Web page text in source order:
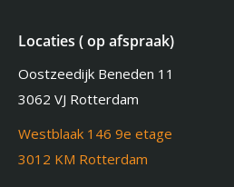
Locaties ( op afspraak)
Oostzeedijk Beneden 11
3062 VJ Rotterdam
Westblaak 146 9e etage
3012 KM Rotterdam